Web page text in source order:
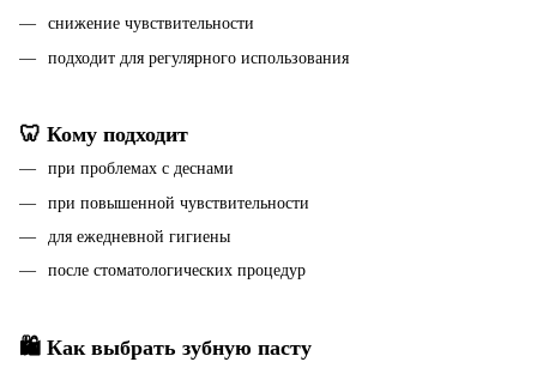
снижение чувствительности
подходит для регулярного использования
🦷 Кому подходит
при проблемах с деснами
при повышенной чувствительности
для ежедневной гигиены
после стоматологических процедур
🛍 Как выбрать зубную пасту